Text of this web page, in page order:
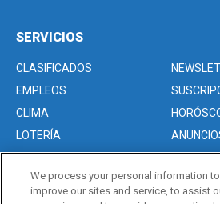
SERVICIOS
CLASIFICADOS
EMPLEOS
CLIMA
LOTERÍA
Acerca de nosotros
We process your personal information
improve our sites and service, to assist